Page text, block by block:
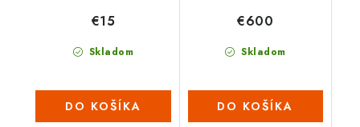
Skladom
€15
DO KOŠÍKA
Skladom
€600
DO KOŠÍKA